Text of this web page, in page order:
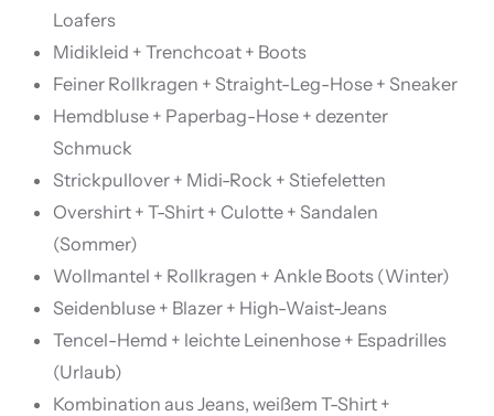
Loafers
Midikleid + Trenchcoat + Boots
Feiner Rollkragen + Straight-Leg-Hose + Sneaker
Hemdbluse + Paperbag-Hose + dezenter
Schmuck
Strickpullover + Midi-Rock + Stiefeletten
Overshirt + T-Shirt + Culotte + Sandalen
(Sommer)
Wollmantel + Rollkragen + Ankle Boots (Winter)
Seidenbluse + Blazer + High-Waist-Jeans
Tencel-Hemd + leichte Leinenhose + Espadrilles
(Urlaub)
Kombination aus Jeans, weißem T-Shirt +